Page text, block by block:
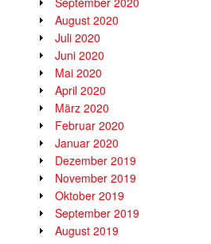
August 2020
Juli 2020
Juni 2020
Mai 2020
April 2020
März 2020
Februar 2020
Januar 2020
Dezember 2019
November 2019
Oktober 2019
September 2019
August 2019